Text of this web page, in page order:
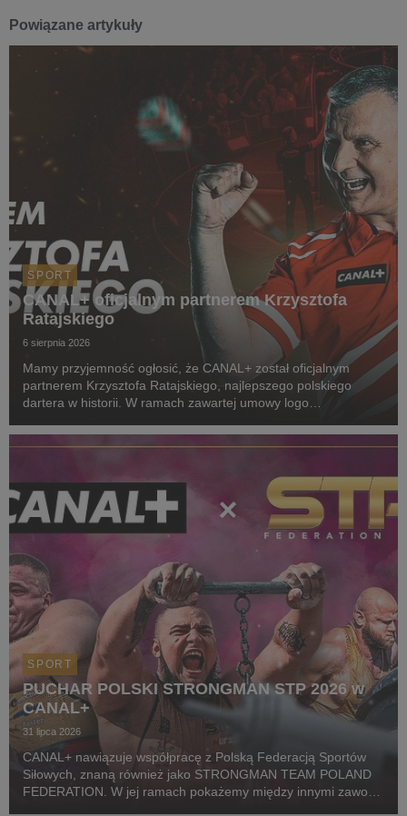
Powiązane artykuły
SPORT
CANAL+ oficjalnym partnerem Krzysztofa
Ratajskiego
6 sierpnia 2026
Mamy przyjemność ogłosić, że CANAL+ został oficjalnym
partnerem Krzysztofa Ratajskiego, najlepszego polskiego
dartera w historii. W ramach zawartej umowy logo
startowych naszego zawodnika podczas
SPORT
PUCHAR POLSKI STRONGMAN STP 2026 w
CANAL+
31 lipca 2026
CANAL+ nawiązuje współpracę z Polską Federacją Sportów
Siłowych, znaną również jako STRONGMAN TEAM POLAND
FEDERATION. W jej ramach pokażemy między innymi zawody